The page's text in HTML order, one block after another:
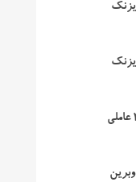
پرسشنامه شخصیتی ۳ عاملی